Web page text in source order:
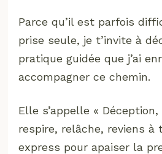
Parce qu’il est parfois
prise seule, je t’invite à
pratique guidée que j’ai
accompagner ce chemin.
Elle s’appelle «
respire, relâche, reviens
express pour apaiser la